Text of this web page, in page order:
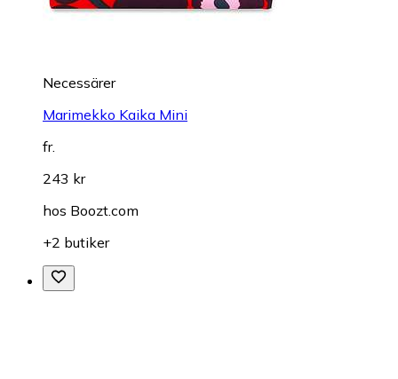
Necessärer
Marimekko Kaika Mini
fr.
243 kr
hos Boozt.com
+2 butiker